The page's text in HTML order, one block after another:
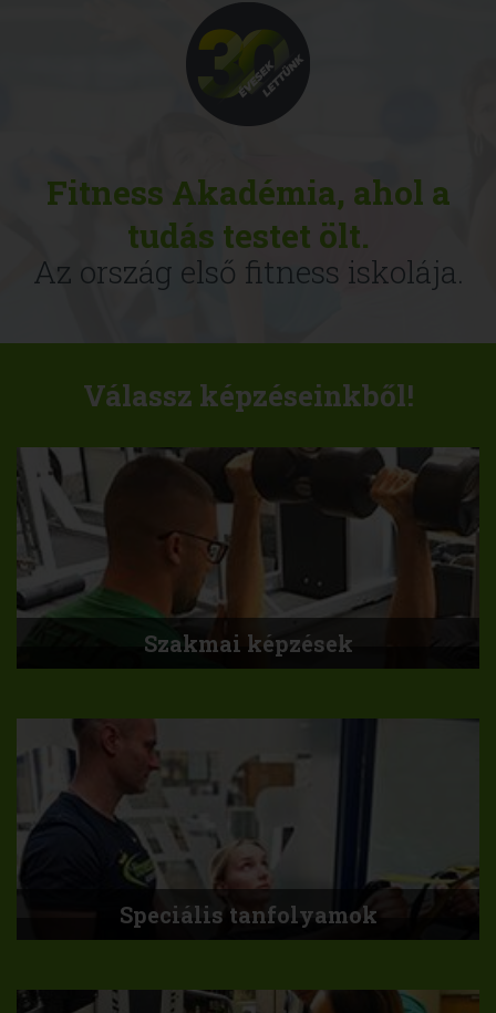
Fitness Akadémia, ahol a
tudás testet ölt.
Az ország első fitness iskolája.
Válassz képzéseinkből!
Szakmai képzések
Speciális tanfolyamok